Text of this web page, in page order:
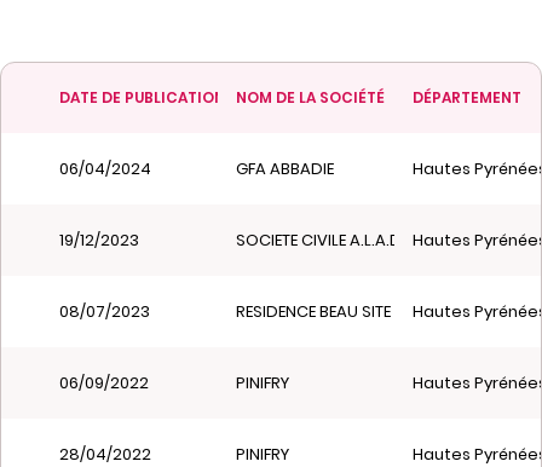
DATE DE PUBLICATION NOM DE LA SOCIÉTÉ DÉPARTEMENT
06/04/2024 GFA ABBADIE Hautes
19/12/2023 SOCIETE CIVILE A.L.A.D.A.N.Hautes
08/07/2023 RESIDENCE BEAU SITE Hautes
06/09/2022 PINIFRY Hautes
28/04/2022 PINIFRY Hautes